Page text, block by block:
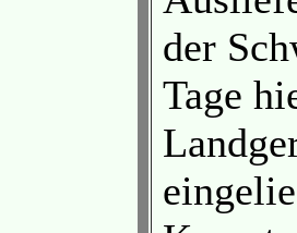
der
Tage